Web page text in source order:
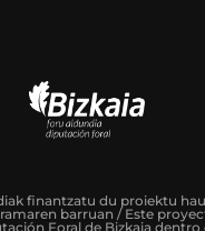
finantzatu du proiektu
barruan / Este
Foral de Bizkaia dentro